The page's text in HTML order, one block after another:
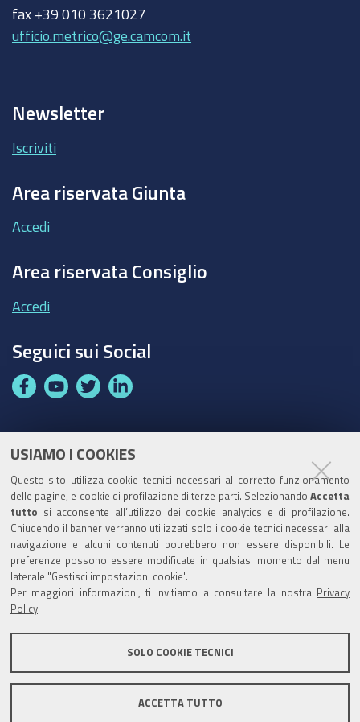
USIAMO I COOKIES
Questo sito utilizza cookie tecnici necessari al corretto funzionamento
delle pagine, e cookie di profilazione di terze parti. Selezionando Accetta
tutto si acconsente all’utilizzo dei cookie analytics e di profilazione.
Chiudendo il banner verranno utilizzati solo i cookie tecnici necessari alla
navigazione e alcuni contenuti potrebbero non essere disponibili. Le
preferenze possono essere modificate in qualsiasi momento dal menu
laterale "Gestisci impostazioni cookie".
Per maggiori informazioni, ti invitiamo a consultare la nostra
Privacy
Policy
SOLO COOKIE TECNICI
ACCETTA TUTTO
fax +39 010 3621027
ufficio.metrico@ge.camcom.it
Newsletter
Iscriviti
Area riservata Giunta
Accedi
Area riservata Consiglio
Accedi
Seguici sui Social
F
e
o
o
k
Y
t
b
e
T
t
e
r
L
k
d
I
n
Codice Univoco Ufficio:UF1SDE
I soggetti privati potranno effettuare i pagamenti
tramite PagoPA con Modalità diretta o con Avviso di
pagamento al seguente linkPaga con PagoPA
Codice IBAN per le pubbliche amministrazioni
Banca D’Italia: IT96Z0100004306TU0000007079